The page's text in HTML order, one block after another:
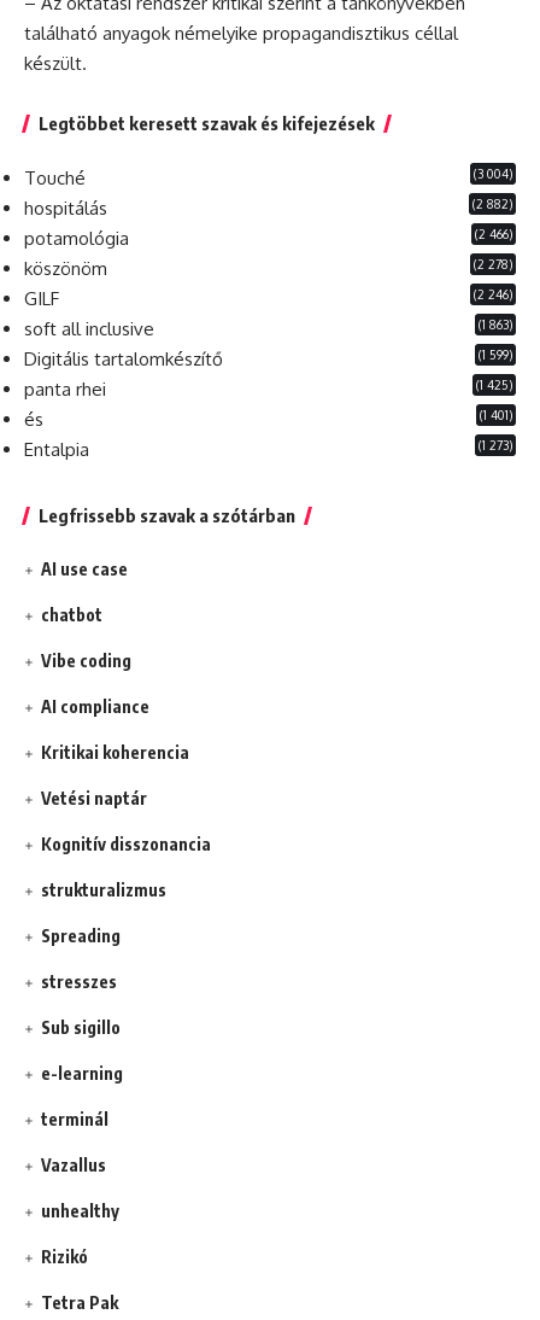
található anyagok némelyike propagandisztikus céllal
készült.
Legtöbbet keresett szavak és kifejezések
Touché (3 004)
hospitálás (2 882)
potamológia (2 466)
köszönöm (2 278)
GILF (2 246)
soft all inclusive (1 863)
Digitális tartalomkészítő (1 599)
panta rhei (1 425)
és (1 401)
Entalpia (1 273)
Legfrissebb szavak a szótárban
AI use case
chatbot
Vibe coding
AI compliance
Kritikai koherencia
Vetési naptár
Kognitív disszonancia
strukturalizmus
Spreading
stresszes
Sub sigillo
e-learning
terminál
Vazallus
unhealthy
Rizikó
Tetra Pak